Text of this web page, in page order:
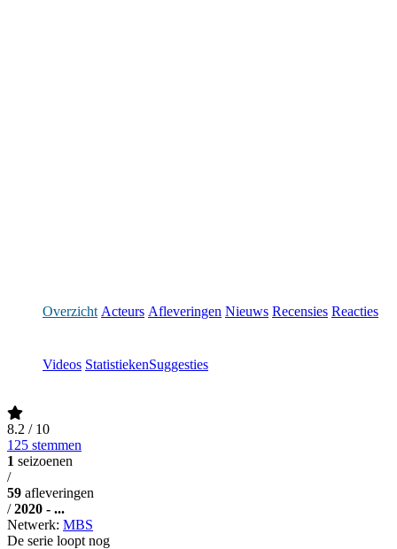
Overzicht Acteurs Afleveringen Nieuws Recensies Reacties
Videos StatistiekenSuggesties
8.2 / 10
125 stemmen
1 seizoenen
/
59 afleveringen
/ 2020 - ...
Netwerk: MBS
De serie loopt nog